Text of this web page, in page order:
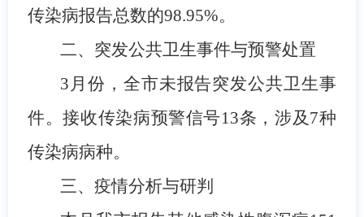
传染病报告总数的98.95%。
二、突发公共卫生事件与预警处置
3月份，全市未报告突发公共卫生事
件。接收传染病预警信号13条，涉及7种
传染病病种。
三、疫情分析与研判